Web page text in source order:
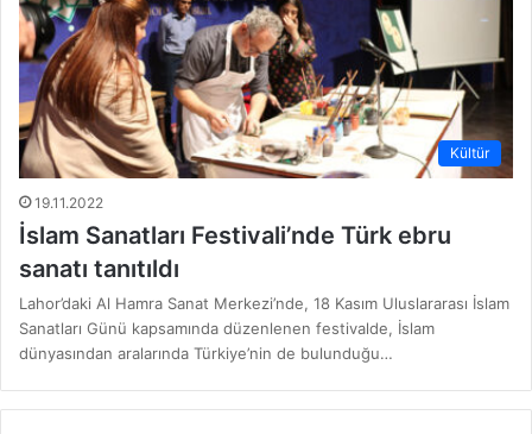
Kültür
19.11.2022
İslam Sanatları Festivali’nde Türk ebru
sanatı tanıtıldı
Lahor’daki Al Hamra Sanat Merkezi’nde, 18 Kasım Uluslararası İslam
Sanatları Günü kapsamında düzenlenen festivalde, İslam
dünyasından aralarında Türkiye’nin de bulunduğu…